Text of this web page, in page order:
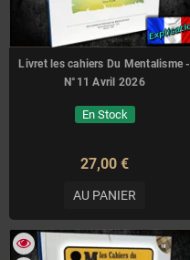
Livret les cahiers Du Mentalisme -
N°11 Avril 2026
En Stock
27,00 €
AU PANIER